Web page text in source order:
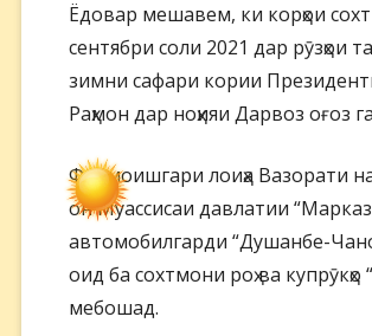
Ёдовар мешавем, ки корҳои
сентябри соли 2021 дар рӯзҳои
зимни сафари кории
Раҳмон дар ноҳияи Дарвоз оғоз
Фармоишгари лоиҳа Вазорати
он Муассисаи давлатии
автомобилгарди “Душанбе-
оид ба сохтмони роҳ ва
мебошад.